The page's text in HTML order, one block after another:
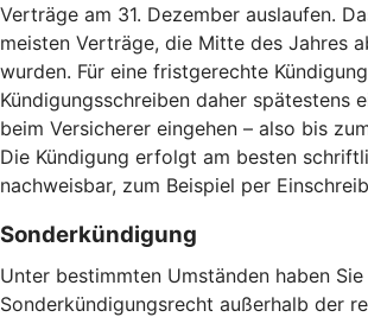
Verträge am 31. Dezember auslaufen.
meisten Verträge, die Mitte des Jahres
wurden. Für eine fristgerechte
Kündigungsschreiben daher spätestens
beim Versicherer eingehen – also bis
Die Kündigung erfolgt am besten
nachweisbar, zum Beispiel per
Sonderkündigung
Unter bestimmten Umständen haben Sie
Sonderkündigungsrecht außerhalb der